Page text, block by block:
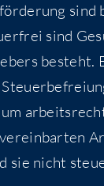
sind
besteht.
sie nicht